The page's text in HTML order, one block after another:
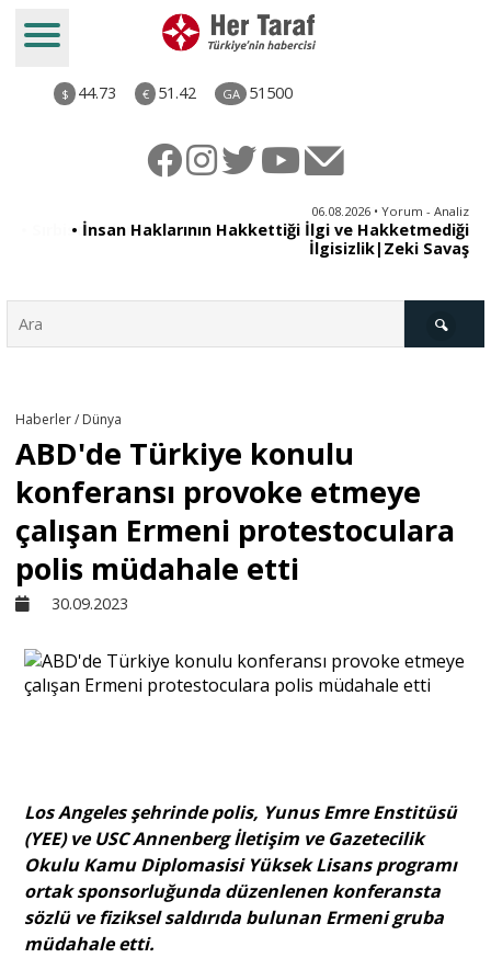
$ 44.73 € 51.42 GA 51500
06.08.2026 • Yorum - Analiz
• İnsan Haklarının Hakkettiği İlgi ve Hakketmediği
İlgisizlik|Zeki Savaş
06.08.2026 • Dünya
• Sırbistan’dan Theodor Herzl’in babaannesi ile dedesine
devlet töreni
Derkenar
Sivil Toplum
Ekonomi
Yorum - Analiz
Söyleşi
Haberler / Dünya
ABD'de Türkiye konulu
konferansı provoke etmeye
çalışan Ermeni protestoculara
polis müdahale etti
30.09.2023
Los Angeles şehrinde polis, Yunus Emre Enstitüsü
(YEE) ve USC Annenberg İletişim ve Gazetecilik
Okulu Kamu Diplomasisi Yüksek Lisans programı
ortak sponsorluğunda düzenlenen konferansta
sözlü ve fiziksel saldırıda bulunan Ermeni gruba
müdahale etti.